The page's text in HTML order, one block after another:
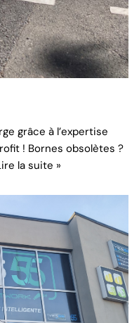
grâce à l’expertise
! Bornes obsolètes ?
la suite »